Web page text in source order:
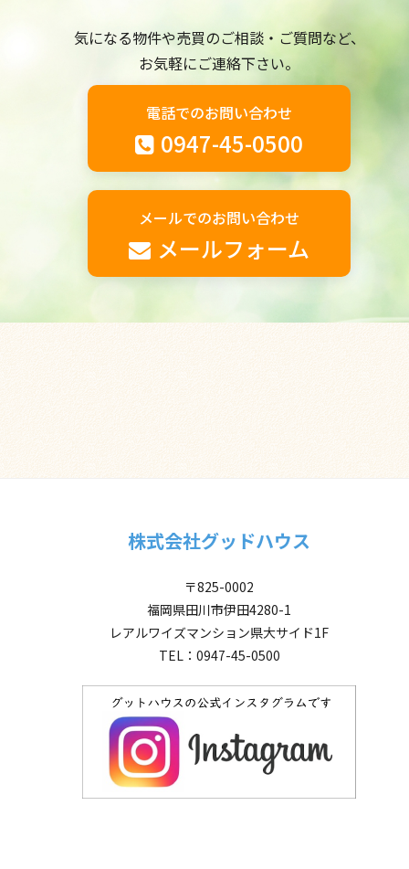
気になる物件や売買のご相談・ご質問など、
お気軽にご連絡下さい。
電話でのお問い合わせ
0947-45-0500
メールでのお問い合わせ
メールフォーム
株式会社グッドハウス
〒825-0002
福岡県田川市伊田4280-1
レアルワイズマンション県大サイド1F
TEL：0947-45-0500